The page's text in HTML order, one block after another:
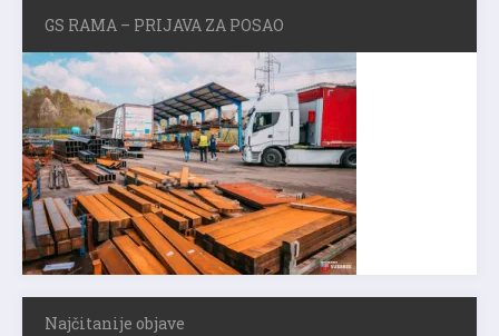
GS RAMA – PRIJAVA ZA POSAO
Najčitanije objave